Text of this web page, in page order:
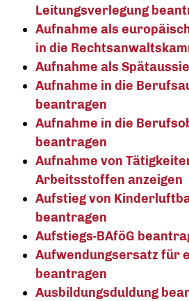
Leitungsverlegung
Aufnahme als
in die
Aufnahme als
Aufnahme in die
beantragen
Aufnahme in die
beantragen
Aufnahme von
Arbeitsstoffen anzeigen
Aufstieg von
beantragen
Aufstiegs-BAföG
Aufwendungsersatz für
beantragen
Ausbildungsduldung